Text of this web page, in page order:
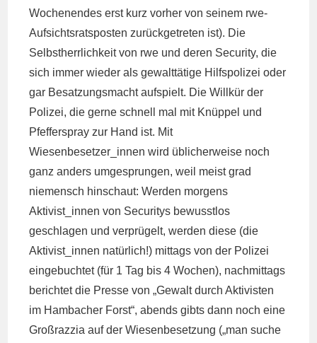
Wochenendes erst kurz vorher von seinem rwe-
Aufsichtsratsposten zurückgetreten ist). Die
Selbstherrlichkeit von rwe und deren Security, die
sich immer wieder als gewalttätige Hilfspolizei oder
gar Besatzungsmacht aufspielt. Die Willkür der
Polizei, die gerne schnell mal mit Knüppel und
Pfefferspray zur Hand ist. Mit
Wiesenbesetzer_innen wird üblicherweise noch
ganz anders umgesprungen, weil meist grad
niemensch hinschaut: Werden morgens
Aktivist_innen von Securitys bewusstlos
geschlagen und verprügelt, werden diese (die
Aktivist_innen natürlich!) mittags von der Polizei
eingebuchtet (für 1 Tag bis 4 Wochen), nachmittags
berichtet die Presse von „Gewalt durch Aktivisten
im Hambacher Forst“, abends gibts dann noch eine
Großrazzia auf der Wiesenbesetzung („man suche